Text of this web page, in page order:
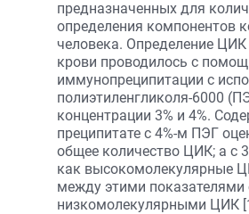
предназначенных для
определения компонентов
человека. Определение
крови проводилось с
иммунопреципитации с
полиэтиленгликоля-6000
концентрации 3% и 4%.
преципитате с 4%-м ПЭГ
общее количество ЦИК; а с
как высокомолекулярные
между этими показателями
низкомолекулярными ЦИК